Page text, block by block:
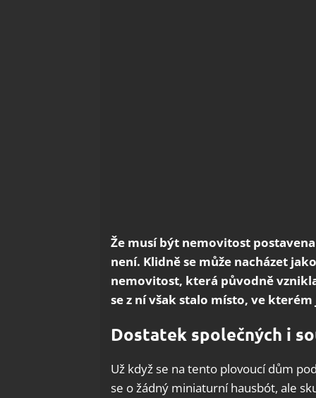
Že musí být nemovitost
není. Klidně se může nacházet
nemovitost, která původně
se z ní však stalo místo, ve
Dostatek společných i
Už když se na tento plovoucí dům
se o žádný miniaturní hausbót, ale